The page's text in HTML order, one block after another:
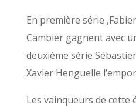
En première série
Cambier gagnent avec
deuxième série
Xavier Henguelle
Les vainqueurs de cette